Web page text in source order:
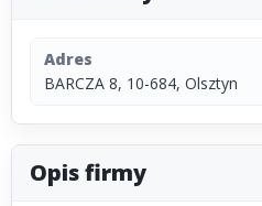
Adres
BARCZA 8, 10-684, Olsztyn
Opis firmy